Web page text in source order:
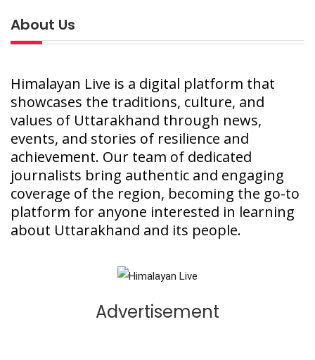
About Us
Himalayan Live is a digital platform that
showcases the traditions, culture, and
values of Uttarakhand through news,
events, and stories of resilience and
achievement. Our team of dedicated
journalists bring authentic and engaging
coverage of the region, becoming the go-to
platform for anyone interested in learning
about Uttarakhand and its people.
Advertisement